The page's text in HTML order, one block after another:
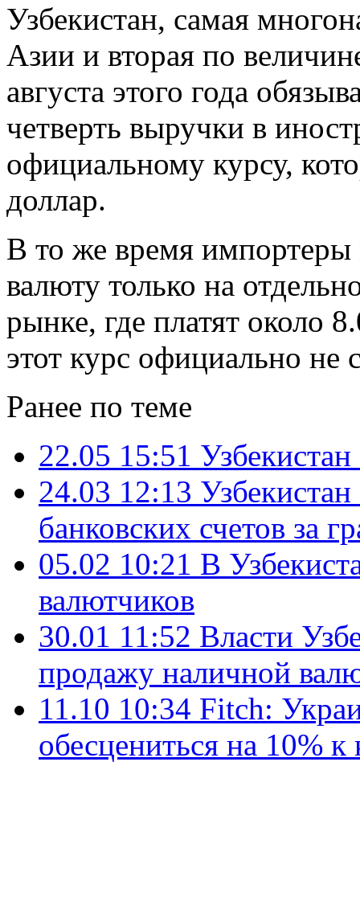
Узбекистан, самая
Азии и вторая по
августа этого года
четверть выручки в
официальному курсу,
доллар.
В то же время
валюту только на
рынке, где платят около
этот курс официально не
Ранее по теме
22.05 15:51
24.03 12:13
банковских счетов за
05.02 10:21 В
валютчиков
30.01 11:52 Власти
продажу наличной
11.10 10:34 Fitch:
обесцениться на 10% к